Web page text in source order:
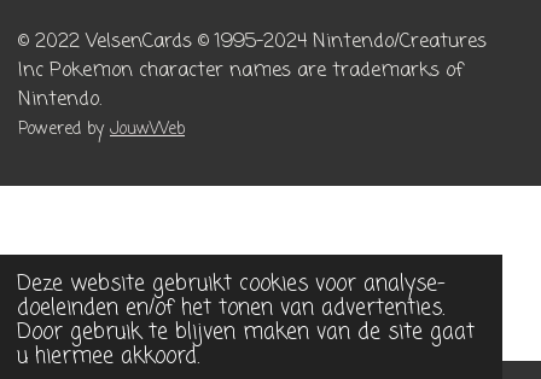
Deze website gebruikt cookies voor analyse-
doeleinden en/of het tonen van advertenties.
Door gebruik te blijven maken van de site gaat
u hiermee akkoord.
© 2022 VelsenCards © 1995-2024 Nintendo/Creatures
Inc Pokemon character names are trademarks of
Nintendo.
Powered byJouwWeb